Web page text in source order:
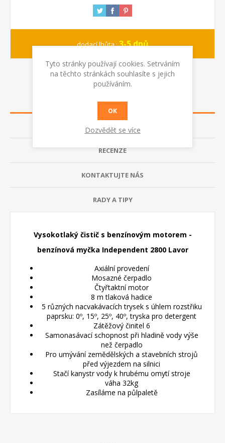
dodací lhůta :3-5 dnů
POPIS
TECHNICKÁ DATA
RECENZE
KONTAKTUJTE NÁS
RADY A TIPY
Vysokotlaký čistič s benzínovým motorem -
benzínová myčka Independent 2800 Lavor
Axiální provedení
Mosazné čerpadlo
Čtyřtaktní motor
8 m tlaková hadice
5 různých nacvakávacích trysek s úhlem rozstřiku
paprsku: 0º, 15º, 25º, 40º, tryska pro detergent
Zátěžový činitel 6
Samonasávací schopnost při hladině vody výše
než čerpadlo
Pro umývání zemědělských a stavebních strojů
před výjezdem na silnici
Stačí kanystr vody k hrubému omytí stroje
váha 32kg
Zasíláme na půlpaletě
Tyto stránky používají cookies. Setrváním
na těchto stránkách souhlasíte s jejich
používáním.
OK
Dozvědět se více